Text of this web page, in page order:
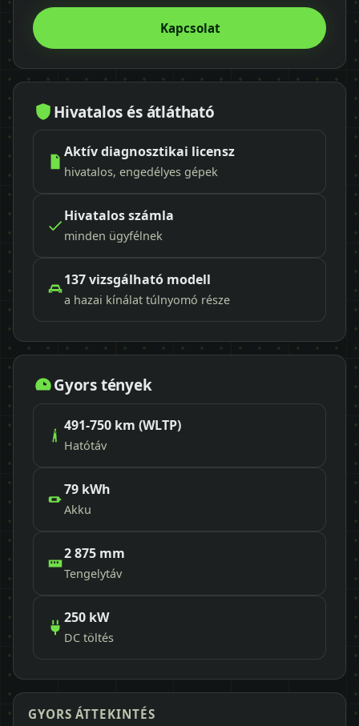
Kapcsolat
Hivatalos és átlátható
Aktív diagnosztikai licensz
hivatalos, engedélyes gépek
Hivatalos számla
minden ügyfélnek
137 vizsgálható modell
a hazai kínálat túlnyomó része
Gyors tények
491-750 km (WLTP)
Hatótáv
79 kWh
Akku
2 875 mm
Tengelytáv
250 kW
DC töltés
GYORS ÁTTEKINTÉS